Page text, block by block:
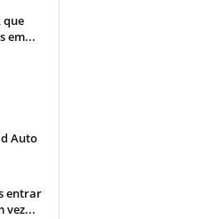
que
em...
Auto
entrar
vez...